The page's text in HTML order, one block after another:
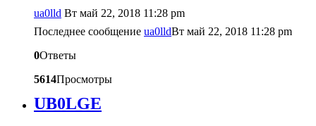
ua0lld Вт май 22, 2018 11:28 pm
Последнее сообщение ua0lldВт май 22, 2018 11:28 pm
0Ответы
5614Просмотры
UB0LGE